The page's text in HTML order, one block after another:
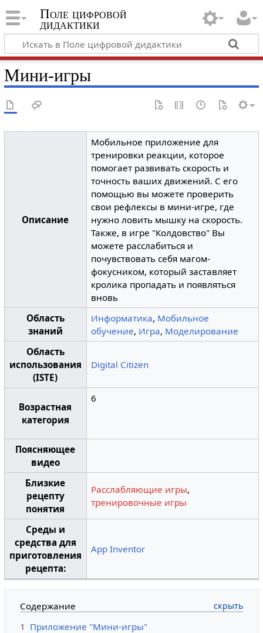
Поле цифровой
дидактики
Мини-игры
Описание
Мобильное приложение для
тренировки реакции, которое
помогает развивать скорость и
точность ваших движений. С его
помощью вы можете проверить
свои рефлексы в мини-игре, где
нужно ловить мышку на скорость.
Также, в игре "Колдовство" Вы
можете расслабиться и
почувствовать себя магом-
фокусником, который заставляет
кролика пропадать и появляться
вновь
Область
знаний
Информатика, Мобильное
обучение, Игра, Моделирование
Область
использования
(ISTE)
Digital Citizen
Возрастная
категория
6
Поясняющее
видео
Близкие
рецепту
понятия
Расслабляющие игры,
тренировочные игры
Среды и
средства для
приготовления
рецепта:
App Inventor
Содержание
1 Приложение "Мини-игры"